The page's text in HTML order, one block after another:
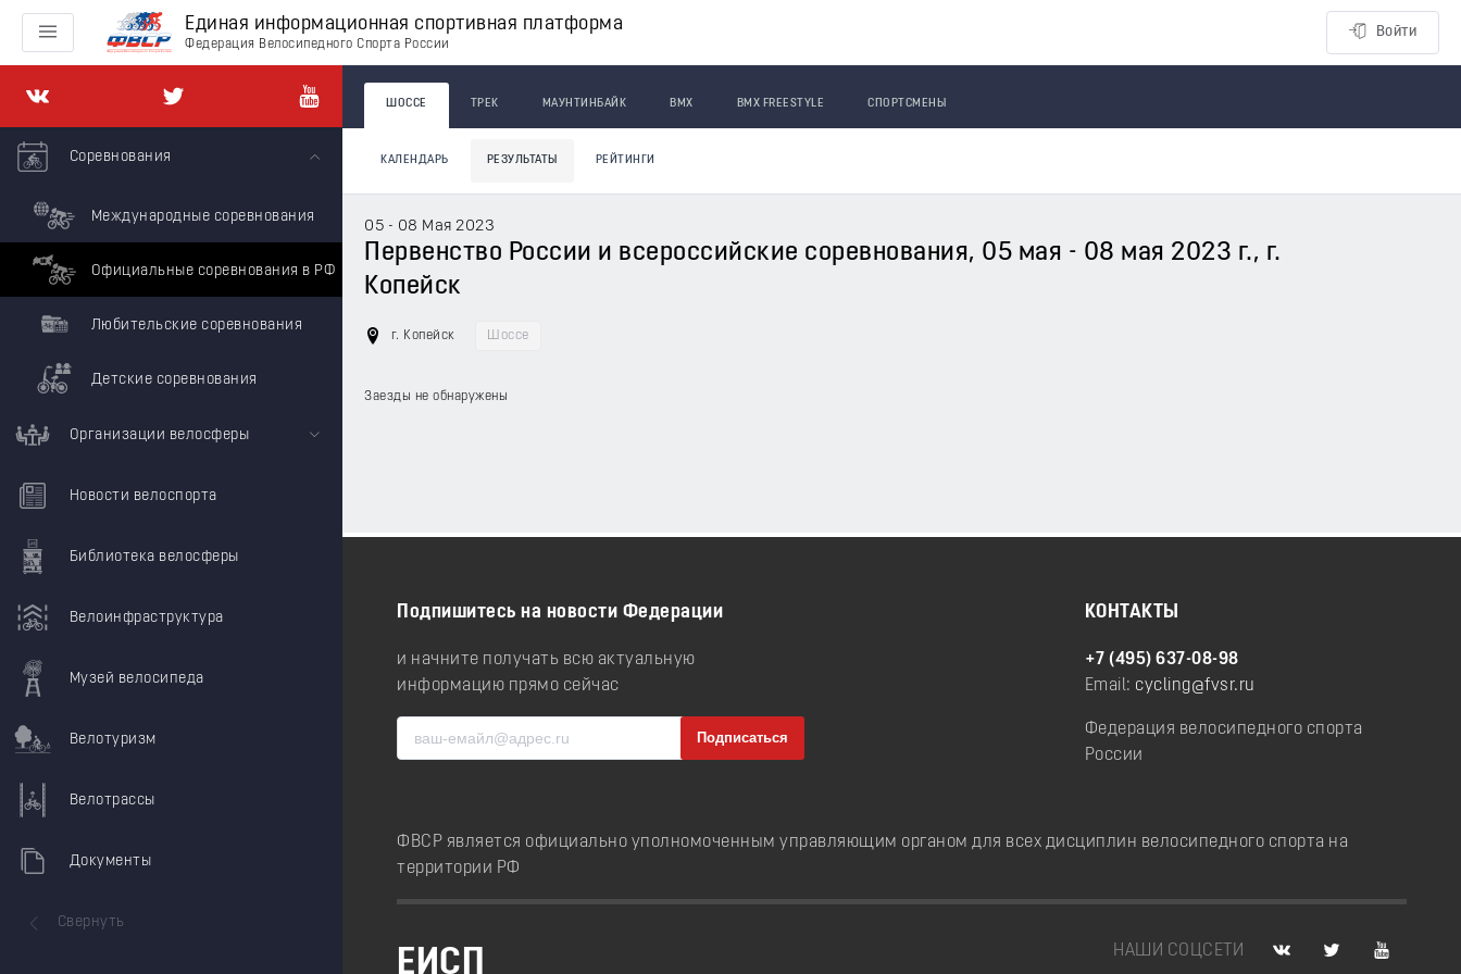
Единая информационная спортивная платформа
Федерация Велосипедного Спорта России
Войти
Соревнования
Международные соревнования
Официальные соревнования в РФ
Любительские соревнования
Детские соревнования
Организации велосферы
Новости велоспорта
Библиотека велосферы
Велоинфраструктура
Музей велосипеда
Велотуризм
Велотрассы
Документы
Свернуть
ШОССЕ ТРЕК МАУНТИНБАЙК BMX BMX FREESTYLE СПОРТСМЕНЫ
КАЛЕНДАРЬ РЕЗУЛЬТАТЫ РЕЙТИНГИ
05 - 08 Мая 2023
Первенство России и всероссийские соревнования, 05 мая - 08 мая 2023 г., г.
Копейск
г. Копейск Шоссе
Заезды не обнаружены
Подпишитесь на новости Федерации
и начните получать всю актуальную
информацию прямо сейчас
КОНТАКТЫ
+7 (495) 637-08-98
Email: cycling@fvsr.ru
Федерация велосипедного спорта
России
ФВСР является официально уполномоченным управляющим органом для всех дисциплин велосипедного спорта на
территории РФ
НАШИ СОЦСЕТИ
ЕИСП